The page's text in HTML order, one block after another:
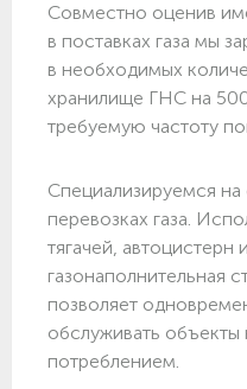
Совместно оценив
в поставках газа мы
в необходимых
хранилище ГНС на
требуемую частоту
Специализируемся на
перевозках газа.
тягачей,
газонаполнительная
позволяет
обслуживать
потреблением.